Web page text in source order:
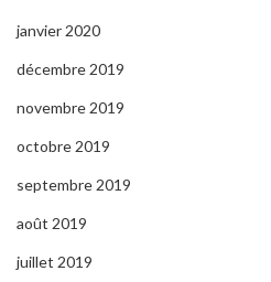
janvier 2020
décembre 2019
novembre 2019
octobre 2019
septembre 2019
août 2019
juillet 2019